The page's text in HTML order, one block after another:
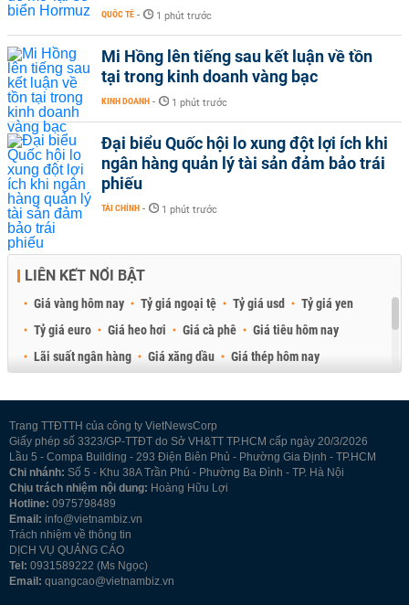
QUỐC TẾ - 1 phút trước
Mi Hồng lên tiếng sau kết luận về tồn
tại trong kinh doanh vàng bạc
KINH DOANH - 1 phút trước
Đại biểu Quốc hội lo xung đột lợi ích khi
ngân hàng quản lý tài sản đảm bảo trái
phiếu
TÀI CHÍNH - 1 phút trước
LIÊN KẾT NỔI BẬT
Giá vàng hôm nay Tỷ giá ngoại tệ Tỷ giá usd
Tỷ giá yen
Tỷ giá euro
Giá heo hơi Giá cà phê
Giá tiêu hôm nay
Lãi suất ngân hàng
Giá xăng dầu
Giá thép hôm nay
Trang TTĐTTH của công ty VietNewsCorp
Giấy phép số 3323/GP-TTĐT do Sở VH&TT TP.HCM cấp ngày 20/3/2026
Lầu 5 - Compa Building - 293 Điện Biên Phủ - Phường Gia Định - TP.HCM
Chi nhánh: Số 5 - Khu 38A Trần Phú - Phường Ba Đình - TP. Hà Nội
Chịu trách nhiệm nội dung: Hoàng Hữu Lợi
Hotline: 0975798489
Email: info@vietnambiz.vn
Trách nhiệm về thông tin
DỊCH VỤ QUẢNG CÁO
Tel: 0931589222 (Ms Ngọc)
Email: quangcao@vietnambiz.vn